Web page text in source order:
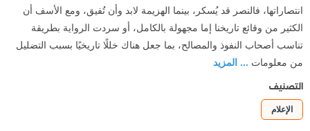
انتصاراتها، فالنصر قد يُسكر، بينما الهزيمة لابد وأن تُفيق، ومع الأسف أن
الكثير من وقائع تاريخنا إما مجهولة بالكامل، أو سردت الرواية بطريقة
تناسب أصحاب النفوذ والمصالح، بما جعل هناك خللًا تاريخيًا بسبب التضليل
من معلومات ... المزيد
التصنيف
الإعلام